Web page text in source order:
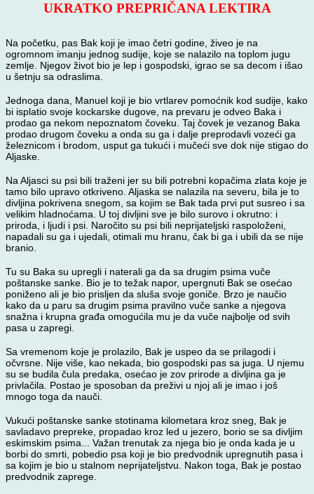
UKRATKO PREPRIČANA LEKTIRA
Na početku, pas Bak koji je imao četri godine, živeo je na
ogromnom imanju jednog sudije, koje se nalazilo na toplom jugu
zemlje. Njegov život bio je lep i gospodski, igrao se sa decom i išao
u šetnju sa odraslima.
Jednoga dana, Manuel koji je bio vrtlarev pomoćnik kod sudije, kako
bi isplatio svoje kockarske dugove, na prevaru je odveo Baka i
prodao ga nekom nepoznatom čoveku. Taj čovek je vezanog Baka
prodao drugom čoveku a onda su ga i dalje preprodavli vozeći ga
železnicom i brodom, usput ga tukući i mučeći sve dok nije stigao do
Aljaske.
Na Aljasci su psi bili traženi jer su bili potrebni kopačima zlata koje je
tamo bilo upravo otkriveno. Aljaska se nalazila na severu, bila je to
divljina pokrivena snegom, sa kojim se Bak tada prvi put susreo i sa
velikim hladnoćama. U toj divljini sve je bilo surovo i okrutno: i
priroda, i ljudi i psi. Naročito su psi bili neprijateljski raspoloženi,
napadali su ga i ujedali, otimali mu hranu, čak bi ga i ubili da se nije
branio.
Tu su Baka su upregli i naterali ga da sa drugim psima vuče
poštanske sanke. Bio je to težak napor, upergnuti Bak se osećao
poniženo ali je bio prisljen da sluša svoje goniče. Brzo je naučio
kako da u paru sa drugim psima pravilno vuče sanke a njegova
snažna i krupna građa omogućila mu je da vuče najbolje od svih
pasa u zapregi.
Sa vremenom koje je prolazilo, Bak je uspeo da se prilagodi i
očvrsne. Nije više, kao nekada, bio gospodski pas sa juga. U njemu
su se budila čula predaka, osećao je zov prirode a divljina ga je
privlačila. Postao je sposoban da preživi u njoj ali je imao i još
mnogo toga da nauči.
Vukući poštanske sanke stotinama kilometara kroz sneg, Bak je
savladavo prepreke, propadao kroz led u jezero, borio se sa divljim
eskimskim psima... Važan trenutak za njega bio je onda kada je u
borbi do smrti, pobedio psa koji je bio predvodnik upregnutih pasa i
sa kojim je bio u stalnom neprijateljstvu. Nakon toga, Bak je postao
predvodnik zaprege.